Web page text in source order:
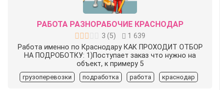
PAБОТА РАЗНОPAБОЧИE КРАСНОДАР
3 (5)
1 639
Работа именно по Краснодару КАК ПРОХОДИТ ОТБОР
НА ПОДРОБОТКУ: 1)Поступает заказ что нужно на
объект, к примеру 5
грузоперевозки подработка работа краснодар